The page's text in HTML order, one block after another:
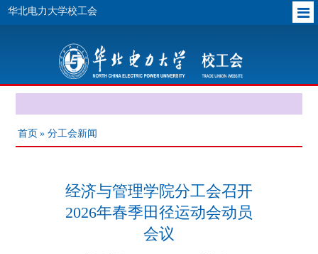
华北电力大学校工会
首页 » 分工会新闻
经济与管理学院分工会召开
2026年春季田径运动会动员
会议